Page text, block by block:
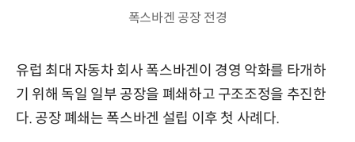
폭스바겐 공장 전경
유럽 최대 자동차 회사 폭스바겐이 경영 악화를 타개하
기 위해 독일 일부 공장을 폐쇄하고 구조조정을 추진한
다. 공장 폐쇄는 폭스바겐 설립 이후 첫 사례다.